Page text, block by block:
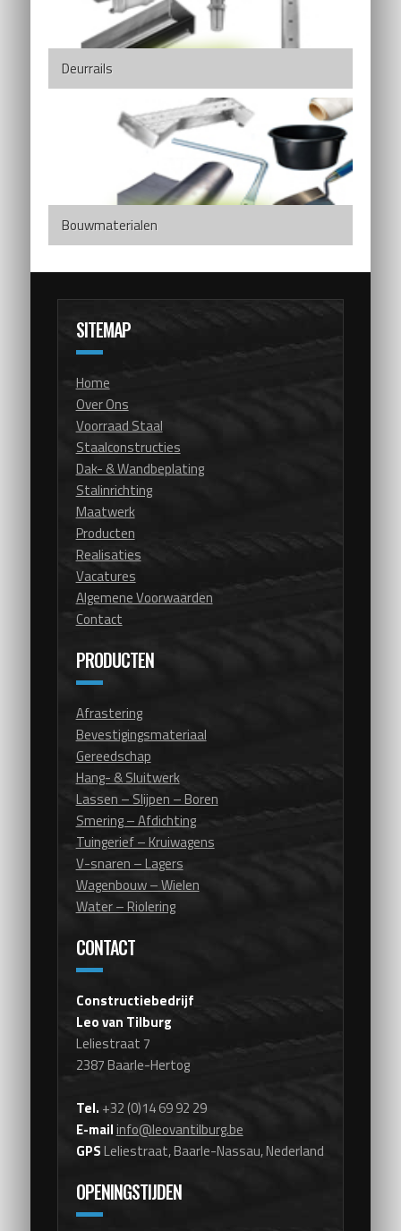
Deurrails
Bouwmaterialen
SITEMAP
Home
Over Ons
Voorraad Staal
Staalconstructies
Dak- & Wandbeplating
Stalinrichting
Maatwerk
Producten
Realisaties
Vacatures
Algemene Voorwaarden
Contact
PRODUCTEN
Afrastering
Bevestigingsmateriaal
Gereedschap
Hang- & Sluitwerk
Lassen – Slijpen – Boren
Smering – Afdichting
Tuingerief – Kruiwagens
V-snaren – Lagers
Wagenbouw – Wielen
Water – Riolering
CONTACT
Constructiebedrijf
Leo van Tilburg
Leliestraat 7
2387 Baarle-Hertog
Tel. +32 (0)14 69 92 29
E-mailinfo@leovantilburg.be
GPSLeliestraat, Baarle-Nassau, Nederland
OPENINGSTIJDEN